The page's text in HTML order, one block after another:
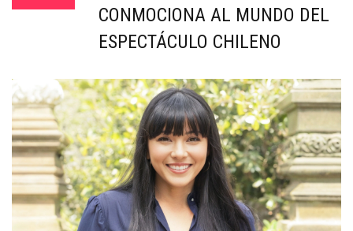
CONMOCIONA AL MUNDO DEL
ESPECTÁCULO CHILENO